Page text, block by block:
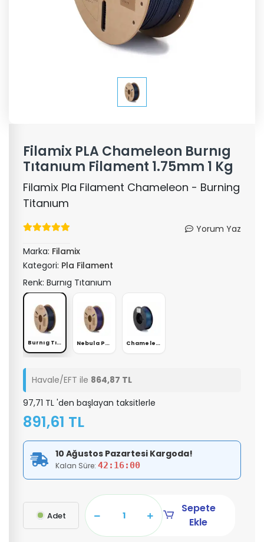
Filamix PLA Chameleon Burnıg
Tıtanıum Filament 1.75mm 1 Kg
Filamix Pla Filament Chameleon - Burning
Titanıum
Yorum Yaz
Marka: Filamix
Kategori: Pla Filament
Renk: Burnıg Tıtanıum
Burnıg Tıtanıum Nebula Purple Chameleon Peacock
Havale/EFT ile 864,87 TL
97,71 TL 'den başlayan taksitlerle
891,61 TL
10 Ağustos Pazartesi Kargoda!
Kalan Süre: 42:16:00
Adet
Sepete
Ekle